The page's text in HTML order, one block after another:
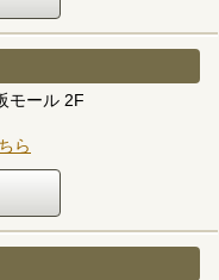
モール 2F
ら